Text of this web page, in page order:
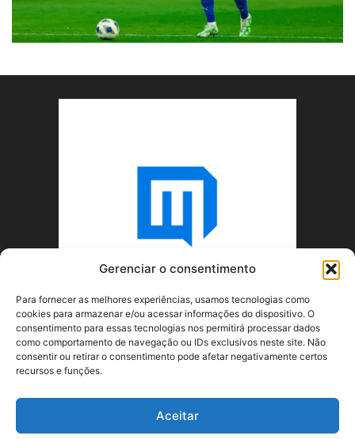
Gerenciar o consentimento
Para fornecer as melhores experiências, usamos tecnologias como
cookies para armazenar e/ou acessar informações do dispositivo. O
consentimento para essas tecnologias nos permitirá processar dados
como comportamento de navegação ou IDs exclusivos neste site. Não
consentir ou retirar o consentimento pode afetar negativamente certos
recursos e funções.
Aceitar
SIGA-NOS